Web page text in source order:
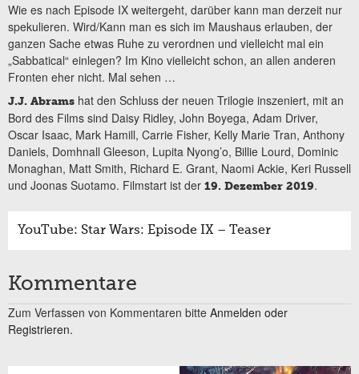
Wie es nach Episode IX weitergeht, darüber kann man derzeit nur
spekulieren. Wird/Kann man es sich im Maushaus erlauben, der
ganzen Sache etwas Ruhe zu verordnen und vielleicht mal ein
„Sabbatical“ einlegen? Im Kino vielleicht schon, an allen anderen
Fronten eher nicht. Mal sehen …
J.J. Abrams hat den Schluss der neuen Trilogie inszeniert, mit an
Bord des Films sind Daisy Ridley, John Boyega, Adam Driver,
Oscar Isaac, Mark Hamill, Carrie Fisher, Kelly Marie Tran, Anthony
Daniels, Domhnall Gleeson, Lupita Nyong’o, Billie Lourd, Dominic
Monaghan, Matt Smith, Richard E. Grant, Naomi Ackie, Keri Russell
und Joonas Suotamo. Filmstart ist der 19. Dezember 2019.
YouTube: Star Wars: Episode IX – Teaser
Kommentare
Zum Verfassen von Kommentaren bitte Anmelden oder
Registrieren.